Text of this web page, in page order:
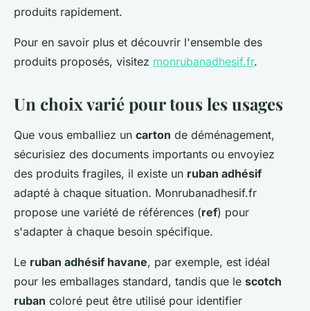
produits rapidement.
Pour en savoir plus et découvrir l'ensemble des
produits proposés, visitez monrubanadhesif.fr.
Un choix varié pour tous les usages
Que vous emballiez un carton de déménagement,
sécurisiez des documents importants ou envoyiez
des produits fragiles, il existe un ruban adhésif
adapté à chaque situation. Monrubanadhesif.fr
propose une variété de références (ref) pour
s'adapter à chaque besoin spécifique.
Le ruban adhésif havane, par exemple, est idéal
pour les emballages standard, tandis que le scotch
ruban coloré peut être utilisé pour identifier